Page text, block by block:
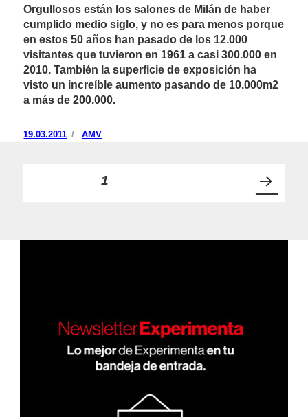
Orgullosos están los salones de Milán de haber
cumplido medio siglo, y no es para menos porque
en estos 50 años han pasado de los 12.000
visitantes que tuvieron en 1961 a casi 300.000 en
2010. También la superficie de exposición ha
visto un increíble aumento pasando de 10.000m2
a más de 200.000.
Publicado
19.03.2011 https://www.experimenta.es/author/AMV/
AMV
Paginación
entradas
PÁGINA1
NA